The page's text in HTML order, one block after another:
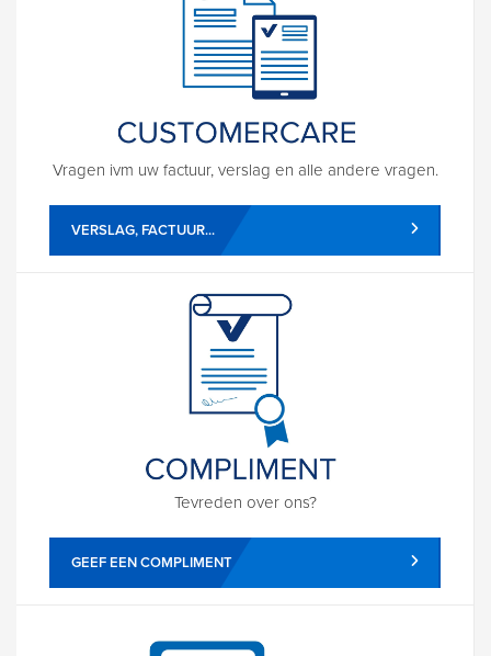
Vragen ivm uw factuur, verslag en alle andere vragen.
VERSLAG, FACTUUR...
Tevreden over ons?
GEEF EEN COMPLIMENT